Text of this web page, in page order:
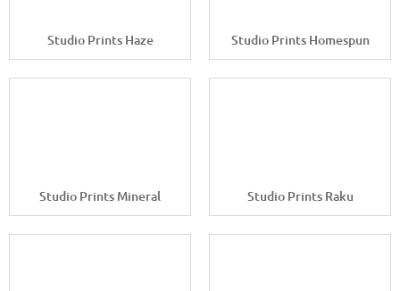
Studio Prints Haze Studio Prints Homespun
Studio Prints Mineral Studio Prints Raku